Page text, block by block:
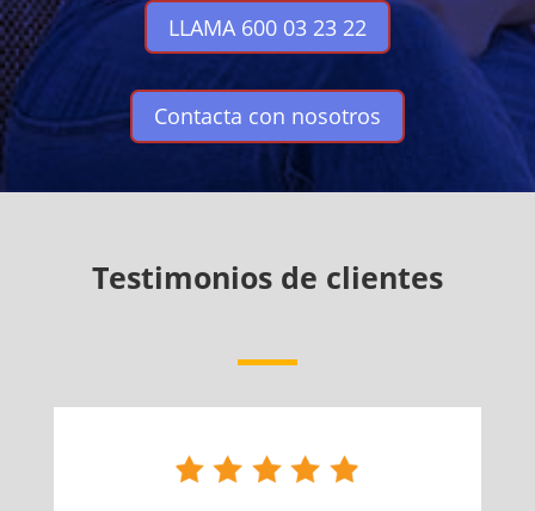
LLAMA 600 03 23 22
Contacta con nosotros
Testimonios de clientes